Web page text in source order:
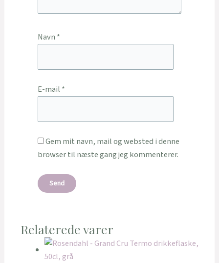
Navn *
E-mail *
Gem mit navn, mail og websted i denne
browser til næste gang jeg kommenterer.
Relaterede varer